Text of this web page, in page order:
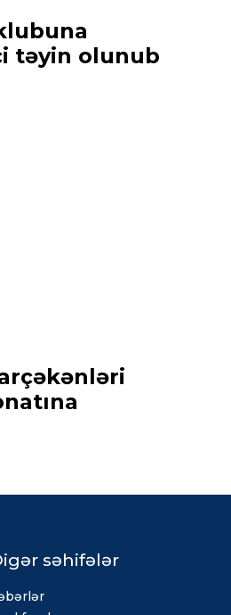
təyin olunub
səhifələr